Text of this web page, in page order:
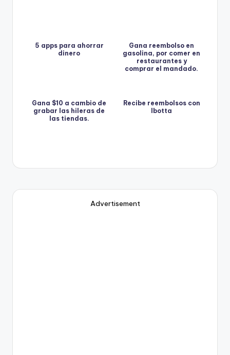
5 apps para ahorrar
dinero
Gana reembolso en
gasolina, por comer en
restaurantes y
comprar el mandado.
Gana $10 a cambio de
grabar las hileras de
las tiendas.
Recibe reembolsos con
Ibotta
Advertisement